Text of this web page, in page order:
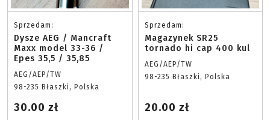
Sprzedam:
Dysze AEG / Mancraft
Maxx model 33-36 /
Epes 35,5 / 35,85
AEG/AEP/TW
98-235 Błaszki, Polska
30.00 zł
Sprzedam:
Magazynek SR25
tornado hi cap 400 kul
AEG/AEP/TW
98-235 Błaszki, Polska
20.00 zł